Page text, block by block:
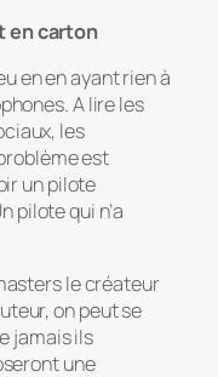
en carton
en en ayant rien à
A lire les
les
est
un pilote
pilote qui n’a
le créateur
on peut se
jamais ils
une